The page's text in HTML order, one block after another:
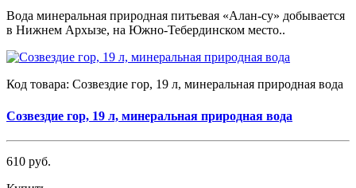
Вода минеральная природная питьевая «Алан-су» добывается
в Нижнем Архызе, на Южно-Тебердинском место..
Код товара: Созвездие гор, 19 л, минеральная природная вода
Созвездие гор, 19 л, минеральная природная вода
610 руб.